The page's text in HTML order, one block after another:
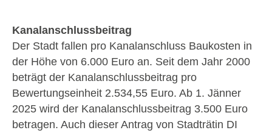
Kanalanschlussbeitrag
Der Stadt fallen pro Kanalanschluss Baukosten in
der Höhe von 6.000 Euro an. Seit dem Jahr 2000
beträgt der Kanalanschlussbeitrag pro
Bewertungseinheit 2.534,55 Euro. Ab 1. Jänner
2025 wird der Kanalanschlussbeitrag 3.500 Euro
betragen. Auch dieser Antrag von Stadträtin DI